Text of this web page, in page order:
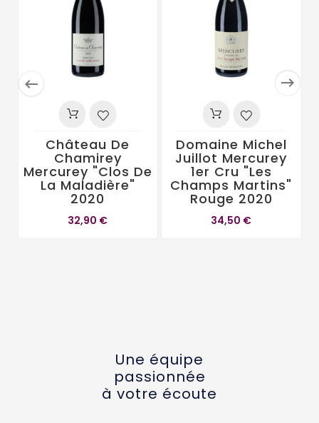
 
Château De
Chamirey
Mercurey "Clos De
La Maladière"
2020
32,90 €
Domaine Michel
Juillot Mercurey
1er Cru "Les
Champs Martins"
Rouge 2020
34,50 €
Une équipe
passionnée
à votre écoute